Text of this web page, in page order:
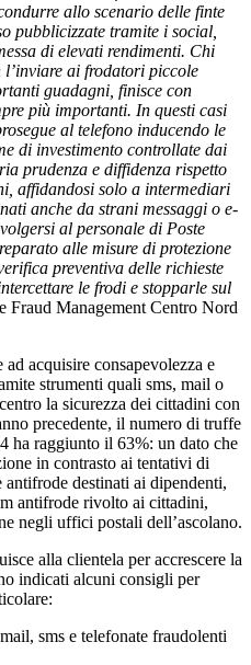
allo scenario delle finte
pubblicizzate tramite i social,
di elevati rendimenti. Chi
ai frodatori piccole
guadagni, finisce con
più importanti. In questi casi
al telefono inducendo le
di investimento controllate dai
prudenza e diffidenza rispetto
affidandosi solo a intermediari
anche da strani messaggi o e-
al personale di Poste
alle misure di protezione
preventiva delle richieste
le frodi e stopparle sul
Fraud Management Centro Nord
acquisire consapevolezza e
strumenti quali sms, mail o
la sicurezza dei cittadini con
precedente, il numero di truffe
ha raggiunto il 63%: un dato che
in contrasto ai tentativi di
destinati ai dipendenti,
antifrode rivolto ai cittadini,
negli uffici postali dell’ascolano.
alla clientela per accrescere la
indicati alcuni consigli per
sms e telefonate fraudolenti